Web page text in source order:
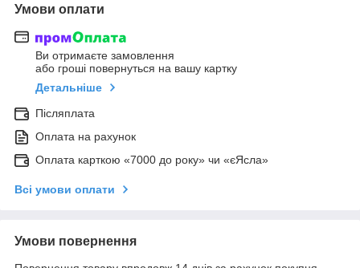
Умови оплати
Ви отримаєте замовлення
або гроші повернуться на вашу картку
Детальніше
Післяплата
Оплата на рахунок
Оплата карткою «7000 до року» чи «єЯсла»
Всі умови оплати
Умови повернення